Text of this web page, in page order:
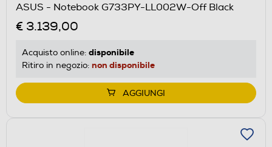
ASUS - Notebook G733PY-LL002W-Off Black
€ 3.139,00
Acquisto online: disponibile
Ritiro in negozio: non disponibile
AGGIUNGI